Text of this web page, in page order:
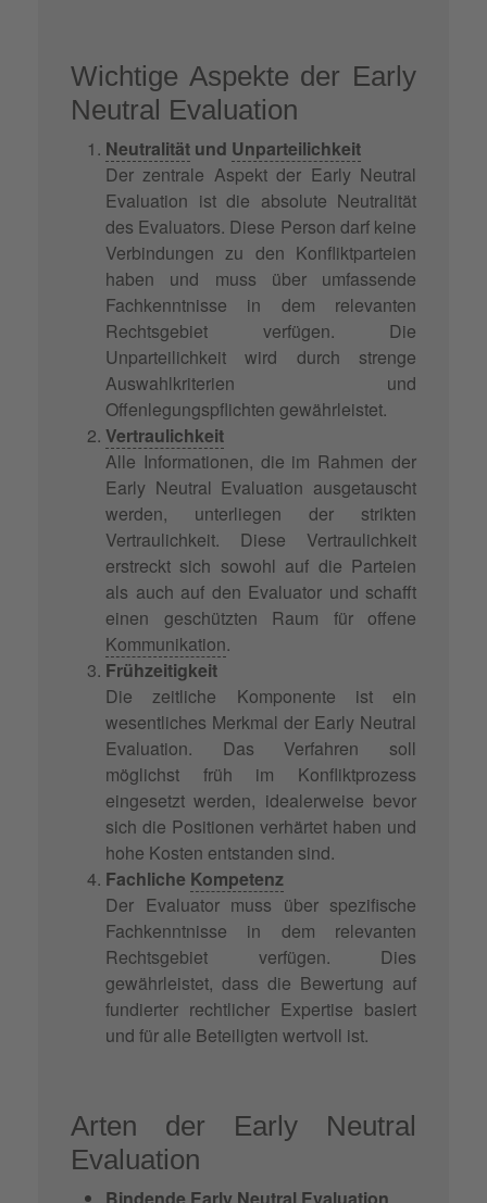
Wichtige Aspekte der Early
Neutral Evaluation
Neutralität und Unparteilichkeit
Der zentrale Aspekt der Early Neutral
Evaluation ist die absolute Neutralität
des Evaluators. Diese Person darf keine
Verbindungen zu den Konfliktparteien
haben und muss über umfassende
Fachkenntnisse in dem relevanten
Rechtsgebiet verfügen. Die
Unparteilichkeit wird durch strenge
Auswahlkriterien und
Offenlegungspflichten gewährleistet.
Vertraulichkeit
Alle Informationen, die im Rahmen der
Early Neutral Evaluation ausgetauscht
werden, unterliegen der strikten
Vertraulichkeit. Diese Vertraulichkeit
erstreckt sich sowohl auf die Parteien
als auch auf den Evaluator und schafft
einen geschützten Raum für offene
Kommunikation.
Frühzeitigkeit
Die zeitliche Komponente ist ein
wesentliches Merkmal der Early Neutral
Evaluation. Das Verfahren soll
möglichst früh im Konfliktprozess
eingesetzt werden, idealerweise bevor
sich die Positionen verhärtet haben und
hohe Kosten entstanden sind.
Fachliche Kompetenz
Der Evaluator muss über spezifische
Fachkenntnisse in dem relevanten
Rechtsgebiet verfügen. Dies
gewährleistet, dass die Bewertung auf
fundierter rechtlicher Expertise basiert
und für alle Beteiligten wertvoll ist.
Arten der Early Neutral
Evaluation